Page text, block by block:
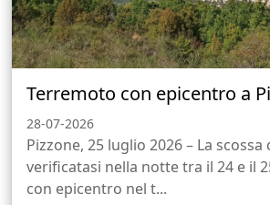
Terremoto con epicentro a
28-07-2026
Pizzone, 25 luglio 2026 – La
verificatasi nella notte tra il 24 e il
con epicentro nel t...